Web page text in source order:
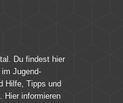
Du findest hier
Jugend-
Hilfe, Tipps und
Hier informieren